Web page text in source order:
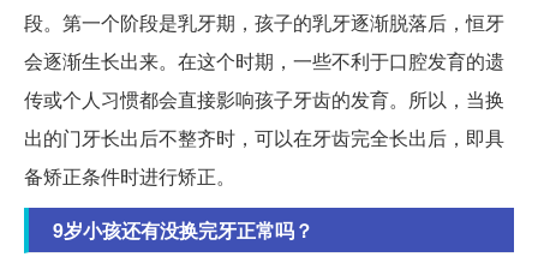
段。第一个阶段是乳牙期，孩子的乳牙逐渐脱落后，恒牙
会逐渐生长出来。在这个时期，一些不利于口腔发育的遗
传或个人习惯都会直接影响孩子牙齿的发育。所以，当换
出的门牙长出后不整齐时，可以在牙齿完全长出后，即具
备矫正条件时进行矫正。
9岁小孩还有没换完牙正常吗？